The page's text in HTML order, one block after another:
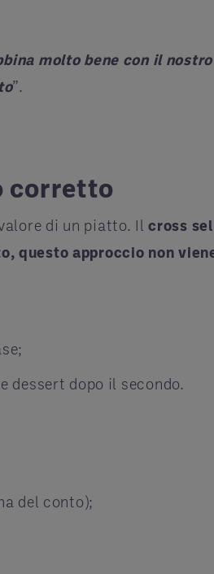
molto bene con il
”.
corretto
di un piatto. Ilcross
questo approccio non
dessert dopo il secondo.
del conto);